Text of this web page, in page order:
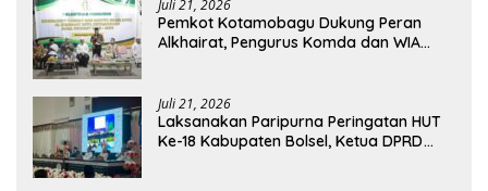
Juli 21, 2026
Pemkot Kotamobagu Dukung Peran
Alkhairat, Pengurus Komda dan WIA
Juli 21, 2026
Laksanakan Paripurna Peringatan HUT
Ke-18 Kabupaten Bolsel, Ketua DPRD